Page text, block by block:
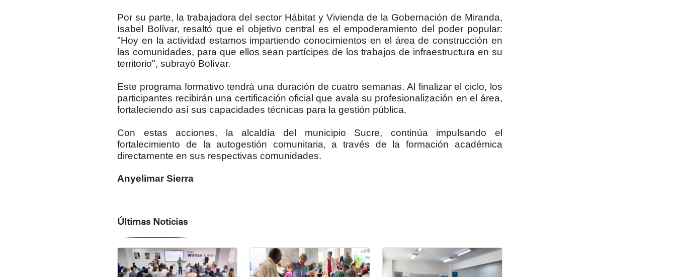
Por su parte, la trabajadora del sector Hábitat y Vivienda de la Gobernación de Miranda,
Isabel Bolívar, resaltó que el objetivo central es el empoderamiento del poder popular:
"Hoy en la actividad estamos impartiendo conocimientos en el área de construcción en
las comunidades, para que ellos sean partícipes de los trabajos de infraestructura en su
territorio", subrayó Bolívar.
Este programa formativo tendrá una duración de cuatro semanas. Al finalizar el ciclo, los
participantes recibirán una certificación oficial que avala su profesionalización en el área,
fortaleciendo así sus capacidades técnicas para la gestión pública.
Con estas acciones, la alcaldía del municipio Sucre, continúa impulsando el
fortalecimiento de la autogestión comunitaria, a través de la formación académica
directamente en sus respectivas comunidades.
Anyelimar Sierra
Últimas Noticias